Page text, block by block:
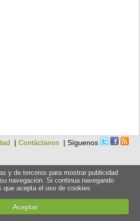
|Contáctanos | Síguenos
y de terceros para mostrar publicidad
navegación. Si continua navegando
que acepta el uso de cookies
Aceptar